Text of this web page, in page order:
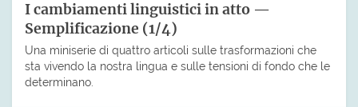
I cambiamenti linguistici in atto —
Semplificazione (1/4)
Una miniserie di quattro articoli sulle trasformazioni che
sta vivendo la nostra lingua e sulle tensioni di fondo che le
determinano.